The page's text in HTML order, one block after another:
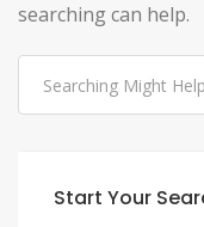
searching can help.
Start Your